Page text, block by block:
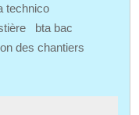
technico
bta bac
des chantiers